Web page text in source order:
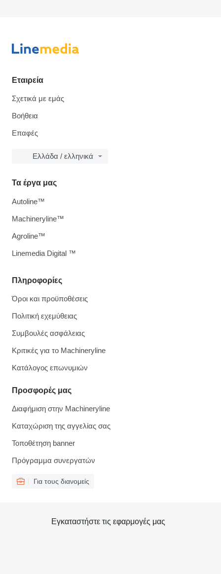
Εταιρεία
Σχετικά με εμάς
Βοήθεια
Επαφές
Ελλάδα / ελληνικά
Πληροφορίες
Όροι και προϋποθέσεις
Πολιτική εχεμύθειας
Συμβουλές ασφάλειας
Κριτικές για το Machineryline
Κατάλογος επωνυμιών
Προσφορές μας
Διαφήμιση στην Machineryline
Καταχώριση της αγγελίας σας
Τοποθέτηση banner
Πρόγραμμα συνεργατών
Για τους διανομείς
Τα έργα μας
Autoline™
Machineryline™
Agroline™
Linemedia Digital ™
Εγκαταστήστε τις εφαρμογές μας